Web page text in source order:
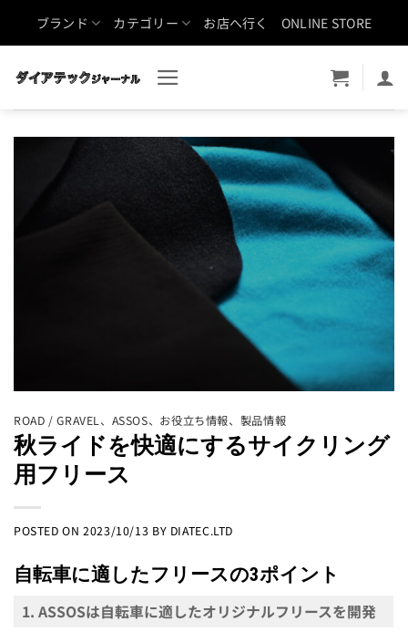
ブランド カテゴリー お店へ行く ONLINE STORE
ROAD / GRAVEL、 ASSOS、 お役立ち情報、 製品情報
秋ライドを快適にするサイクリング
用フリース
POSTED ON2023/10/13 BY DIATEC.LTD
自転車に適したフリースの3ポイント
1. ASSOSは自転車に適したオリジナルフリースを開発